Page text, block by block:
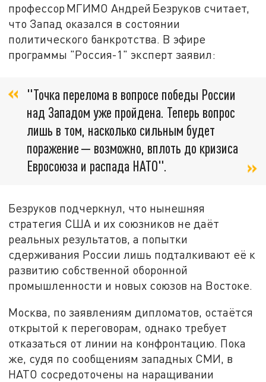
профессор МГИМО Андрей Безруков считает,
что Запад оказался в состоянии
политического банкротства. В эфире
программы "Россия-1" эксперт заявил:
"Точка перелома в вопросе победы России
над Западом уже пройдена. Теперь вопрос
лишь в том, насколько сильным будет
поражение — возможно, вплоть до кризиса
Евросоюза и распада НАТО".
Безруков подчеркнул, что нынешняя
стратегия США и их союзников не даёт
реальных результатов, а попытки
сдерживания России лишь подталкивают её к
развитию собственной оборонной
промышленности и новых союзов на Востоке.
Москва, по заявлениям дипломатов, остаётся
открытой к переговорам, однако требует
отказаться от линии на конфронтацию. Пока
же, судя по сообщениям западных СМИ, в
НАТО сосредоточены на наращивании